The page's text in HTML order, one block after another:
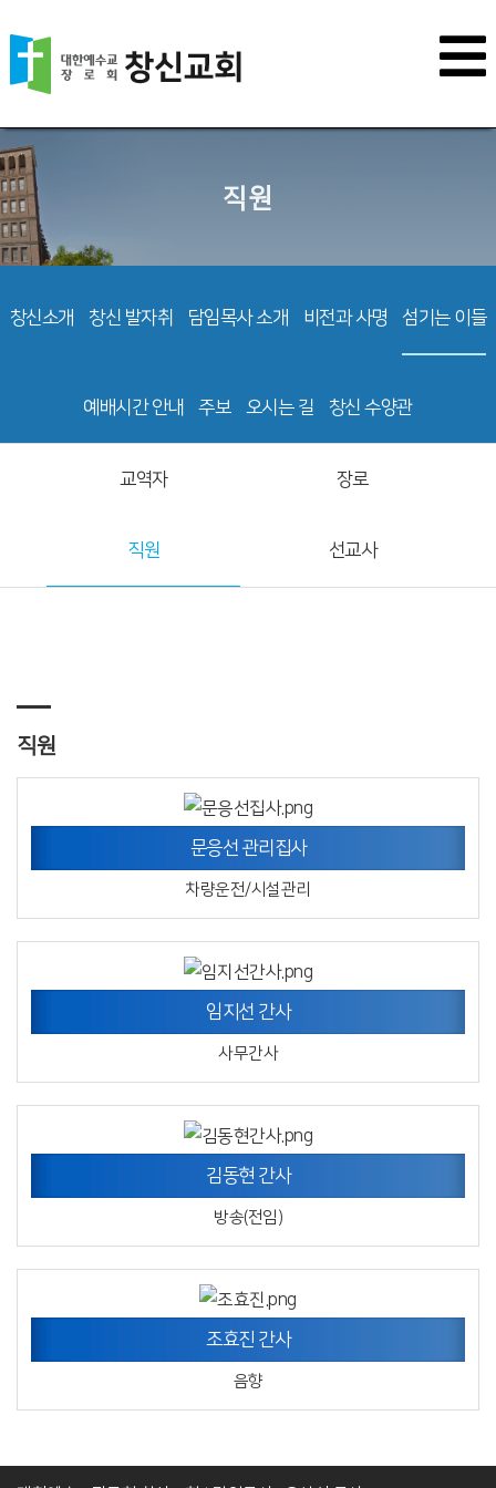
직원
창신소개 창신 발자취 담임목사 소개 비전과 사명 섬기는 이들
예배시간 안내 주보 오시는 길 창신 수양관
교역자 장로
직원 선교사
직원
문응선 관리집사
차량운전/시설관리
임지선 간사
사무간사
김동현 간사
방송(전임)
조효진 간사
음향